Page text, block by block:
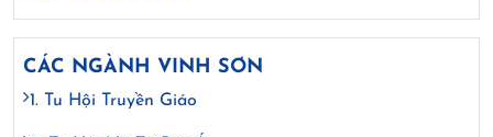
CÁC NGÀNH VINH SƠN
1. Tu Hội Truyền Giáo